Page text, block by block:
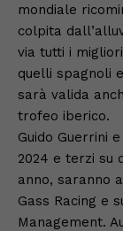
mondiale
colpita
via tutti i
quelli spagnoli
sarà valida
trofeo iberico.
Guido Guerrini
2024 e terzi su
anno, saranno
Gass Racing e
Management.